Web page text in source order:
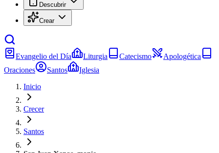
Descubrir
Crear
Evangelio del Día Liturgia Catecismo
Apologética
Oraciones
Santos
Iglesia
Inicio
Crecer
Santos